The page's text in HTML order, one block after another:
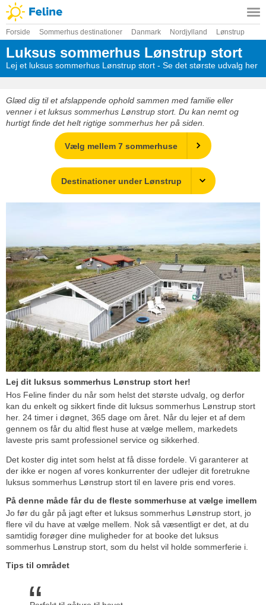
Forside Sommerhus destinationer Danmark Nordjylland Lønstrup
Luksus sommerhus Lønstrup stort
Lej et luksus sommerhus Lønstrup stort - Se det største udvalg her
Glæd dig til et afslappende ophold sammen med familie eller
venner i et luksus sommerhus Lønstrup stort. Du kan nemt og
hurtigt finde det helt rigtige sommerhus her på siden.
Vælg mellem 7 sommerhuse
Destinationer under Lønstrup
Lej dit luksus sommerhus Lønstrup stort her!
Hos Feline finder du når som helst det største udvalg, og derfor
kan du enkelt og sikkert finde dit luksus sommerhus Lønstrup stort
her. 24 timer i døgnet, 365 dage om året. Når du lejer et af dem
gennem os får du altid flest huse at vælge mellem, markedets
laveste pris samt professionel service og sikkerhed.
Det koster dig intet som helst at få disse fordele. Vi garanterer at
der ikke er nogen af vores konkurrenter der udlejer dit foretrukne
luksus sommerhus Lønstrup stort til en lavere pris end vores.
På denne måde får du de fleste sommerhuse at vælge imellem
Jo før du går på jagt efter et luksus sommerhus Lønstrup stort, jo
flere vil du have at vælge mellem. Nok så væsentligt er det, at du
samtidig forøger dine muligheder for at booke det luksus
sommerhus Lønstrup stort, som du helst vil holde sommerferie i.
Tips til området